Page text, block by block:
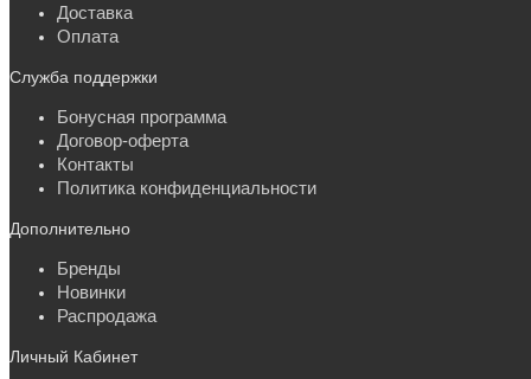
Доставка
Оплата
Служба поддержки
Бонусная программа
Договор-оферта
Контакты
Политика конфиденциальности
Дополнительно
Бренды
Новинки
Распродажа
Личный Кабинет